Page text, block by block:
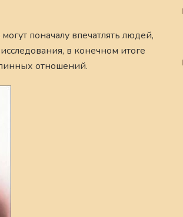
поначалу впечатлять людей,
в конечном итоге
отношений.